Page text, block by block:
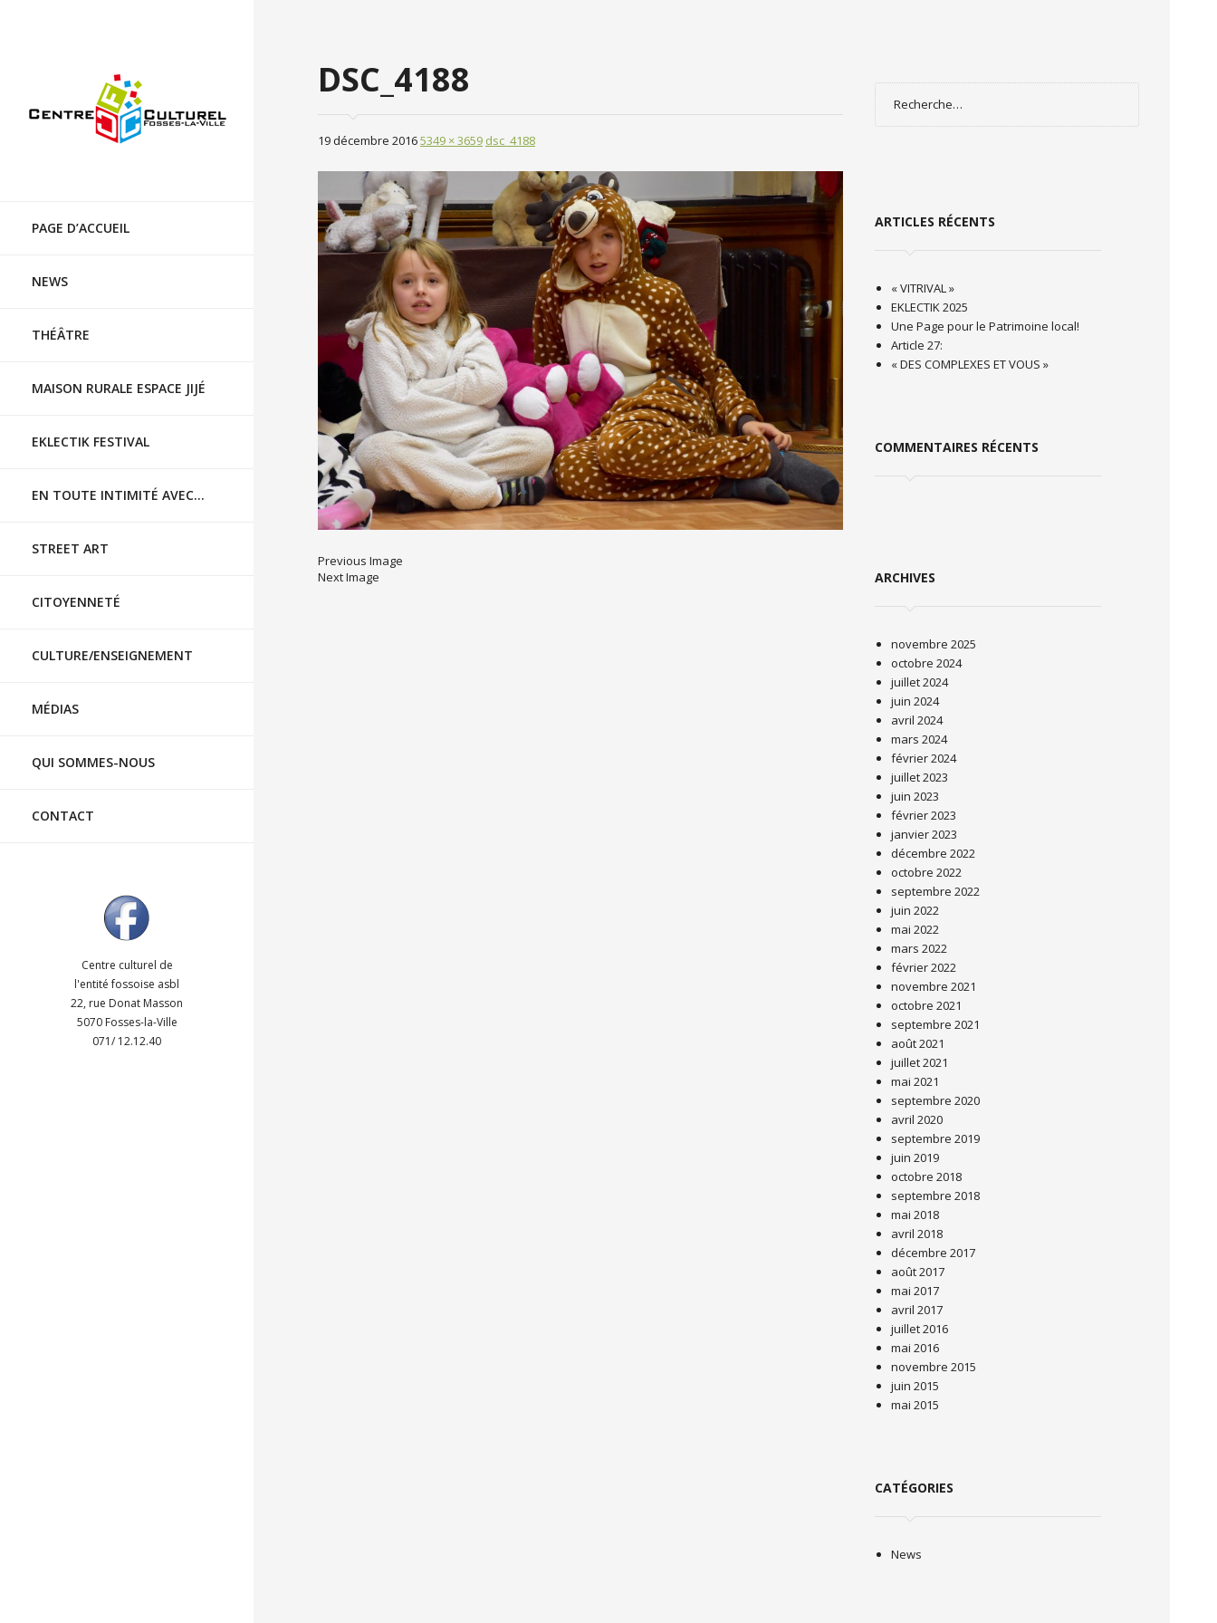
PAGE D’ACCUEIL
NEWS
THÉÂTRE
MAISON RURALE ESPACE JIJÉ
EKLECTIK FESTIVAL
EN TOUTE INTIMITÉ AVEC…
STREET ART
CITOYENNETÉ
CULTURE/ENSEIGNEMENT
MÉDIAS
QUI SOMMES-NOUS
CONTACT
Centre culturel de
l'entité fossoise asbl
22, rue Donat Masson
5070 Fosses-la-Ville
071/ 12.12.40
DSC_4188
19 décembre 20165349 × 3659 dsc_4188
Previous Image
Next Image
ARTICLES RÉCENTS
« VITRIVAL »
EKLECTIK 2025
Une Page pour le Patrimoine local!
Article 27:
« DES COMPLEXES ET VOUS »
COMMENTAIRES RÉCENTS
ARCHIVES
novembre 2025
octobre 2024
juillet 2024
juin 2024
avril 2024
mars 2024
février 2024
juillet 2023
juin 2023
février 2023
janvier 2023
décembre 2022
octobre 2022
septembre 2022
juin 2022
mai 2022
mars 2022
février 2022
novembre 2021
octobre 2021
septembre 2021
août 2021
juillet 2021
mai 2021
septembre 2020
avril 2020
septembre 2019
juin 2019
octobre 2018
septembre 2018
mai 2018
avril 2018
décembre 2017
août 2017
mai 2017
avril 2017
juillet 2016
mai 2016
novembre 2015
juin 2015
mai 2015
CATÉGORIES
News